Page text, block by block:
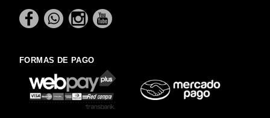
FORMAS DE PAGO